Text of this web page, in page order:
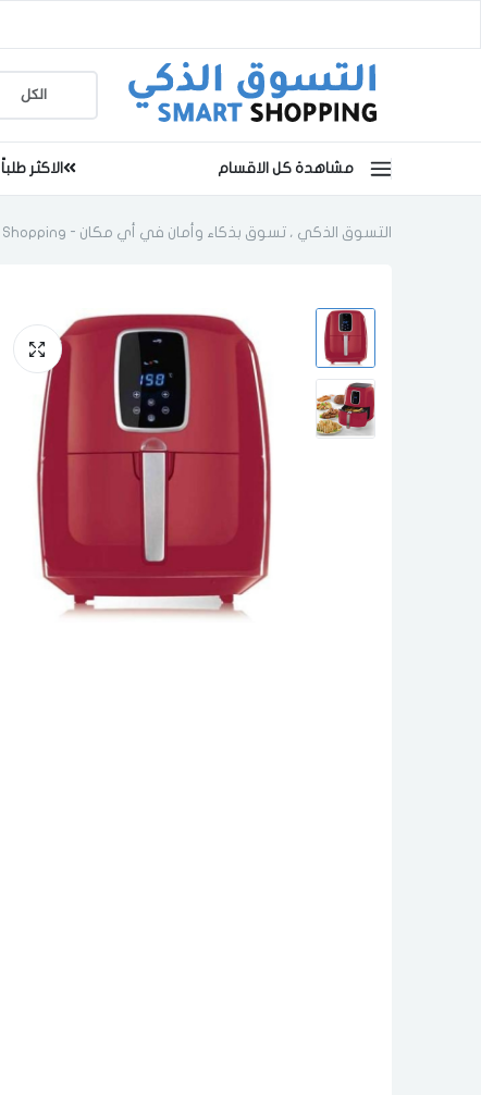
مشاهدة كل الاقسام الاكثر طلباً
التسوق الذكي ، تسوق بذكاء وأمان في أي مكان - Smart Shopping